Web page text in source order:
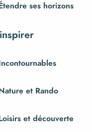
ses horizons
et Rando
et découverte